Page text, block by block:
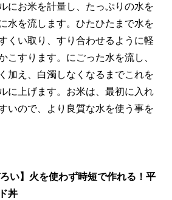
にお米を計量し、たっぷりの水を
水を流します。ひたひたまで水を
くい取り、すり合わせるように軽
こすります。にごった水を流し、
加え、白濁しなくなるまでこれを
に上げます。お米は、最初に入れ
いので、より良質な水を使う事を
い】火を使わず時短で作れる！平
丼